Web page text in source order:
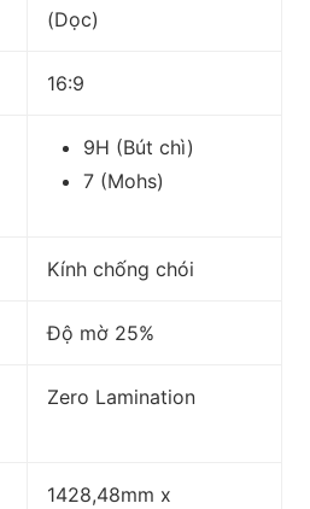
(Dọc)
16:9
9H (Bút chì)
7 (Mohs)
Kính chống chói
Độ mờ 25%
Zero Lamination
1428,48mm x